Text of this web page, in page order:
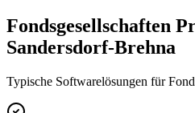
Fondsgesellschaften
Sandersdorf-Brehna
Typische Softwarelösungen für